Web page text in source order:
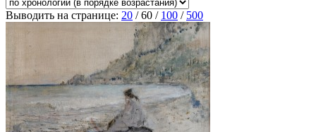
Выводить на странице: 20 /60 / 100 / 500